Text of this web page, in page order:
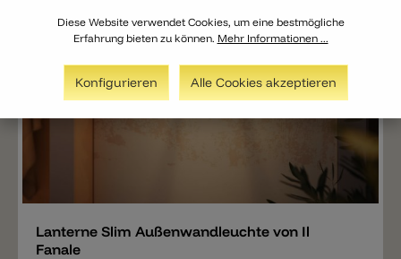
Lanterne Slim Außenwandleuchte von Il
Fanale
Diese Website verwendet Cookies, um eine bestmögliche
Erfahrung bieten zu können. Mehr Informationen ...
Konfigurieren Alle Cookies akzeptieren